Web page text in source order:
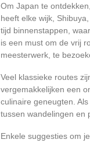
Om Japan te
heeft elke wijk,
tijd binnenstappen, waar
is een must om de vrij
meesterwerk, te
Veel klassieke routes
vergemakkelijken een
culinaire geneugten.
tussen wandelingen en
Enkele suggesties om